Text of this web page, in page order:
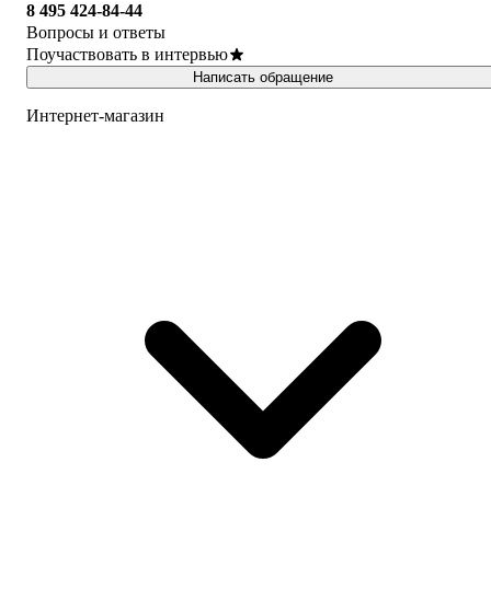
8 495 424-84-44
Вопросы и ответы
Поучаствовать в интервью
Написать обращение
Интернет-магазин